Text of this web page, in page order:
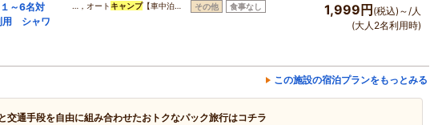
6名対
シャワ
…，オート キャンプ【車中泊… その他 食事なし 1,999円 (税込)～/人
(大人2名利用時)
この施設の宿泊プランをもっとみる
交通手段を自由に組み合わせたおトクなパック旅行はコチラ